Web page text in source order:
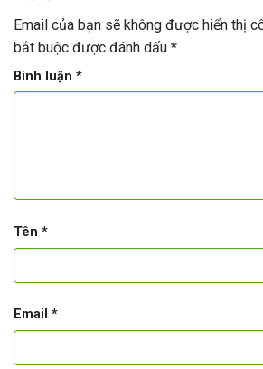
Email của bạn sẽ không được hiển thị
bắt buộc được đánh dấu *
Bình luận *
Tên *
Email *